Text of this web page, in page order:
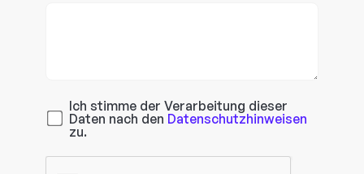
Ich stimme der Verarbeitung dieser
Daten nach den Datenschutzhinweisen
zu.